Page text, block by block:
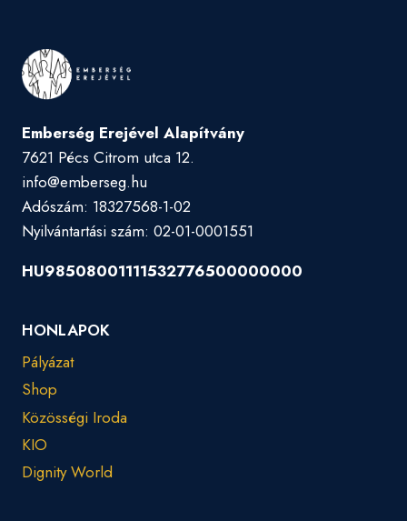
Emberség Erejével Alapítvány
7621 Pécs Citrom utca 12.
info@emberseg.hu
Adószám: 18327568-1-02
Nyilvántartási szám: 02-01-0001551
HU98508001111532776500000000
HONLAPOK
Pályázat
Shop
Közösségi Iroda
KIO
Dignity World